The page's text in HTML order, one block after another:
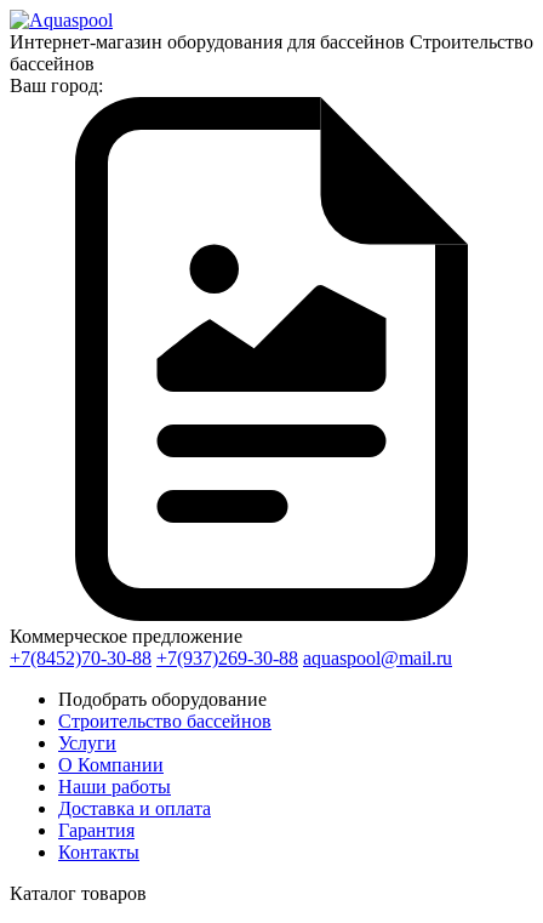
Интернет-магазин оборудования для бассейнов Строительство
бассейнов
Ваш город:
Коммерческое предложение
+7(8452)70-30-88 +7(937)269-30-88 aquaspool@mail.ru
Подобрать оборудование
Строительство бассейнов
Услуги
О Компании
Наши работы
Доставка и оплата
Гарантия
Контакты
Каталог товаров